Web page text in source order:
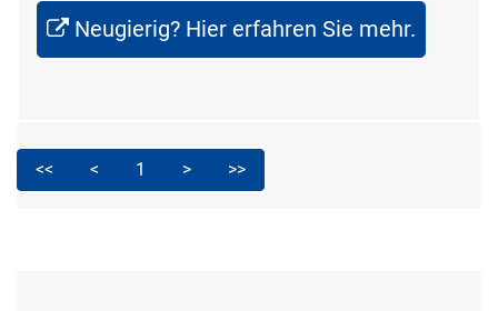
Neugierig? Hier erfahren Sie mehr.
<< < 1 > >>